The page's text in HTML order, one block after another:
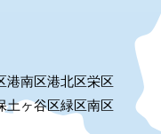
港南区港北区栄区
土ヶ谷区緑区南区